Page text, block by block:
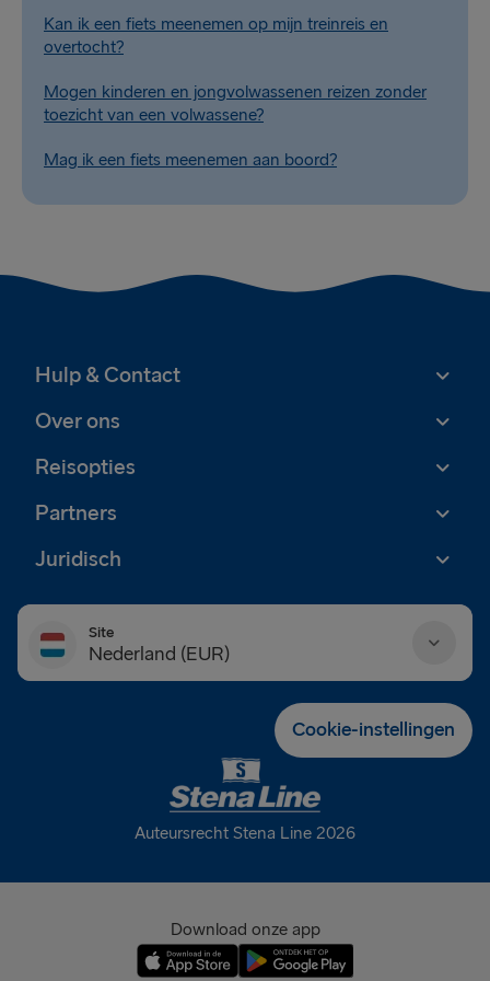
Kan ik een fiets meenemen op mijn treinreis en
overtocht?
Mogen kinderen en jongvolwassenen reizen zonder
toezicht van een volwassene?
Mag ik een fiets meenemen aan boord?
Hulp & Contact
Over ons
Reisopties
Partners
Juridisch
Site
Nederland (EUR)
France (EUR)
Cookie-instellingen
Auteursrecht Stena Line 2026
Download onze app